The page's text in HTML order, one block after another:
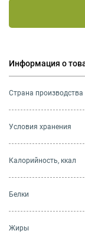
Информация о
Страна производства
Условия хранения
Калорийность, ккал
Белки
Жиры